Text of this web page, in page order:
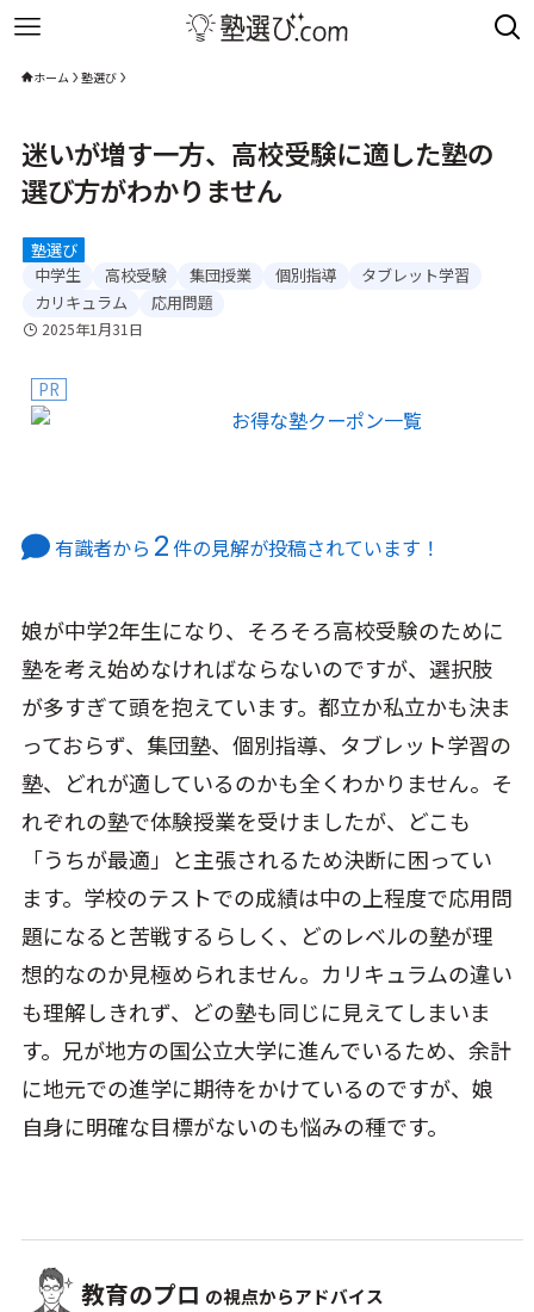
ホーム 塾選び
迷いが増す一方、高校受験に適した塾の
選び方がわかりません
塾選び
中学生
高校受験 集団授業 個別指導
タブレット学習
カリキュラム
応用問題
2025年1月31日
PR
有識者から 2件の見解が投稿されています！
娘が中学2年生になり、そろそろ高校受験のために
塾を考え始めなければならないのですが、選択肢
が多すぎて頭を抱えています。都立か私立かも決ま
っておらず、集団塾、個別指導、タブレット学習の
塾、どれが適しているのかも全くわかりません。そ
れぞれの塾で体験授業を受けましたが、どこも
「うちが最適」と主張されるため決断に困ってい
ます。学校のテストでの成績は中の上程度で応用問
題になると苦戦するらしく、どのレベルの塾が理
想的なのか見極められません。カリキュラムの違い
も理解しきれず、どの塾も同じに見えてしまいま
す。兄が地方の国公立大学に進んでいるため、余計
に地元での進学に期待をかけているのですが、娘
自身に明確な目標がないのも悩みの種です。
教育のプロ の視点からアドバイス